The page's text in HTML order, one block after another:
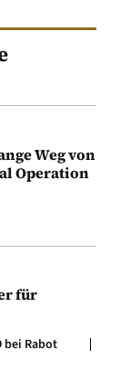
Weg von
Operation
für
bei Rabot